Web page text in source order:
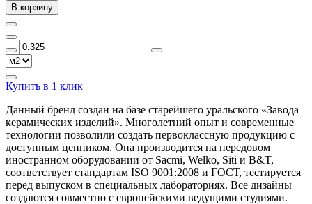
В корзину
Купить в 1 клик
Данный бренд создан на базе старейшего уральского «Завода
керамических изделий». Многолетний опыт и современные
технологии позволили создать первоклассную продукцию с
доступным ценником. Она производится на передовом
иностранном оборудовании от Sacmi, Welko, Siti и B&T,
соответствует стандартам ISO 9001:2008 и ГОСТ, тестируется
перед выпуском в специальных лабораториях. Все дизайны
создаются совместно с европейскими ведущими студиями.